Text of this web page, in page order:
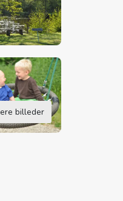
billeder